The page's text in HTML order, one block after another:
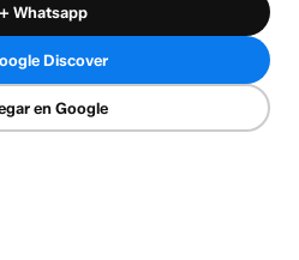
+ Whatsapp
Discover
en Google